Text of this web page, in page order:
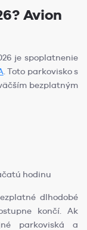
Avion
je spoplatnenie
. Toto parkovisko s
bezplatným
hodinu
dlhodobé
končí. Ak
parkoviská a